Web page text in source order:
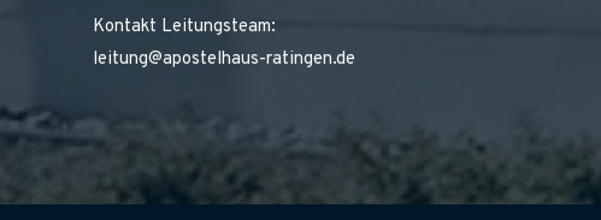
Kontakt Leitungsteam:
leitung@apostelhaus-ratingen.de